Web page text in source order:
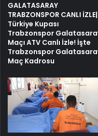
GALATASARAY
TRABZONSPOR CANLI İZLE|
Türkiye Kupası
Trabzonspor
Maçı ATV Canlı İzle! İşte
Trabzonspor
Maç Kadrosu